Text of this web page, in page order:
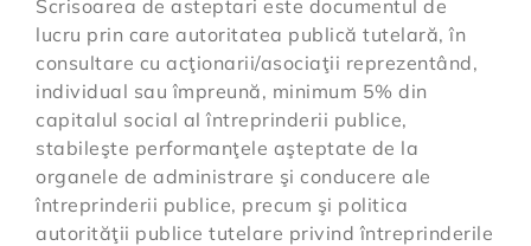
Scrisoarea de asteptari este documentul de
lucru prin care autoritatea publică tutelară, în
consultare cu acţionarii/asociaţii reprezentând,
individual sau împreună, minimum 5% din
capitalul social al întreprinderii publice,
stabileşte performanţele aşteptate de la
organele de administrare şi conducere ale
întreprinderii publice, precum şi politica
autorităţii publice tutelare privind întreprinderile